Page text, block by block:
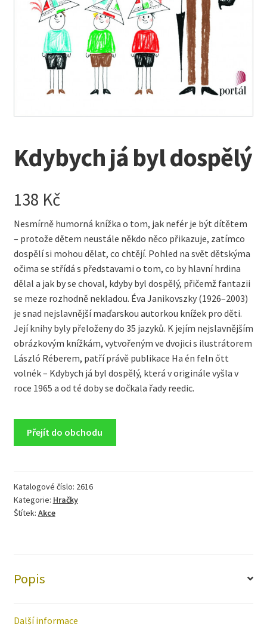
Kreativní tvoření
Kdybych já byl dospělý
138 Kč
Nesmírně humorná knížka o tom, jak nefér je být dítětem
– protože dětem neustále někdo něco přikazuje, zatímco
dospělí si mohou dělat, co chtějí. Pohled na svět dětskýma
očima se střídá s představami o tom, co by hlavní hrdina
dělal a jak by se choval, kdyby byl dospělý, přičemž fantazii
se meze rozhodně nekladou. Éva Janikovszky (1926–2003)
je snad nejslavnější maďarskou autorkou knížek pro děti.
Její knihy byly přeloženy do 35 jazyků. K jejím nejslavnějším
obrázkovým knížkám, vytvořeným ve dvojici s ilustrátorem
László Réberem, patří právě publikace Ha én feln őtt
volnék – Kdybych já byl dospělý, která v originále vyšla v
roce 1965 a od té doby se dočkala řady reedic.
Přejít do obchodu
Katalogové číslo: 2616
Kategorie: Hračky
Štítek: Akce
Popis
Další informace